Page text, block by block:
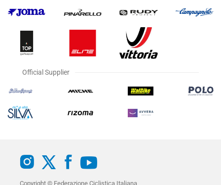
Official Supplier
Copyright © Federazione Ciclistica Italiana